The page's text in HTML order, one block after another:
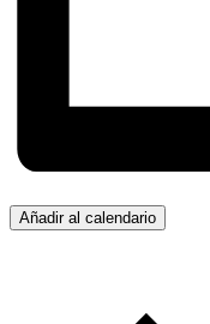
Añadir al calendario